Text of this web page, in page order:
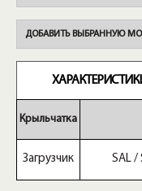
ДОБАВИТЬ ВЫБРАННУЮ
Крыльчатка
Загрузчик SAL /